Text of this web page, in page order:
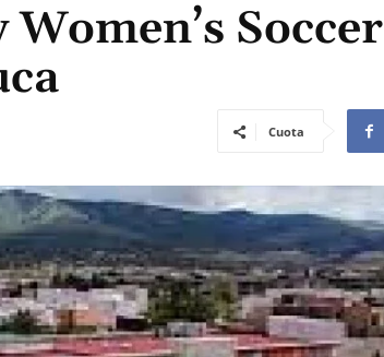
Soccer
Cuota